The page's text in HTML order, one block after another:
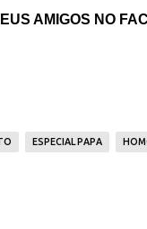
AMIGOS NO
ESPECIAL PAPA